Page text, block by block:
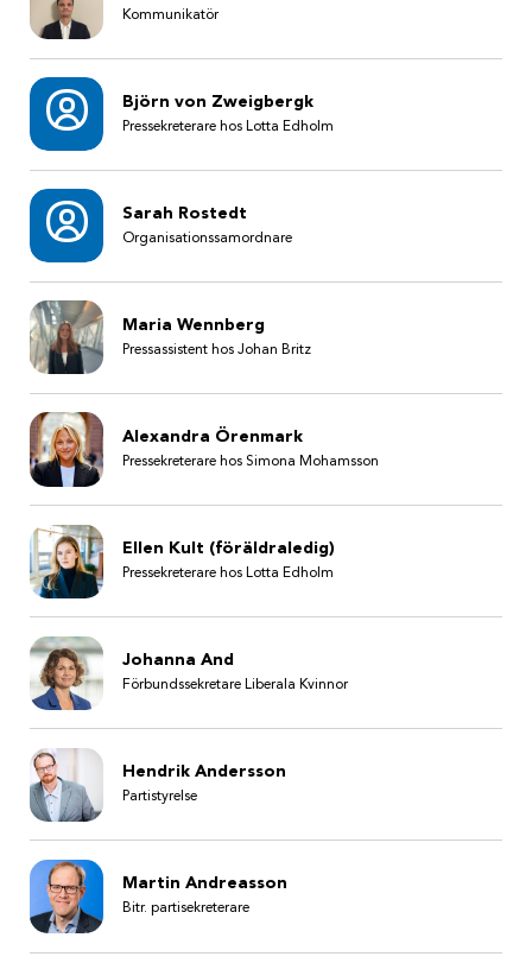
Kommunikatör
Björn von Zweigbergk
Pressekreterare hos Lotta Edholm
Sarah Rostedt
Organisationssamordnare
Maria Wennberg
Pressassistent hos Johan Britz
Alexandra Örenmark
Pressekreterare hos Simona Mohamsson
Ellen Kult (föräldraledig)
Pressekreterare hos Lotta Edholm
Johanna And
Förbundssekretare Liberala Kvinnor
Hendrik Andersson
Partistyrelse
Martin Andreasson
Bitr. partisekreterare